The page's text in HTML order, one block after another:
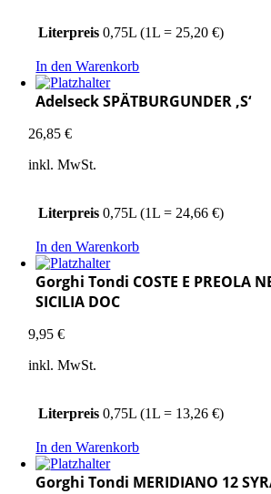
Literpreis 0,75L (1L = 25,20 €)
In den Warenkorb
Adelseck SPÄTBURGUNDER ‚S‘
26,85€
inkl. MwSt.
Literpreis 0,75L (1L = 24,66 €)
In den Warenkorb
Gorghi Tondi COSTE E PREOLA
SICILIA DOC
9,95€
inkl. MwSt.
Literpreis 0,75L (1L = 13,26 €)
In den Warenkorb
Gorghi Tondi MERIDIANO 12